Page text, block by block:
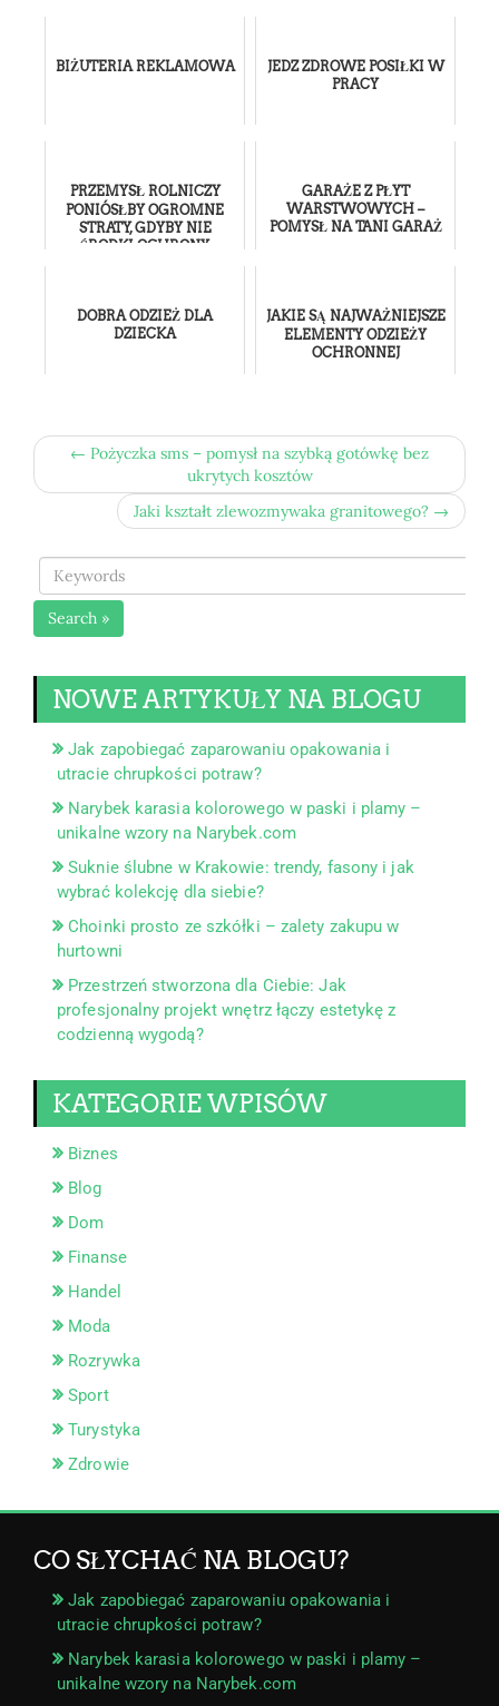
BIŻUTERIA REKLAMOWA
JEDZ ZDROWE POSIŁKI W
PRACY
PRZEMYSŁ ROLNICZY
PONIÓSŁBY OGROMNE
STRATY, GDYBY NIE
ŚRODKI OCHRONY
GARAŻE Z PŁYT
WARSTWOWYCH –
POMYSŁ NA TANI GARAŻ
DOBRA ODZIEŻ DLA
DZIECKA
JAKIE SĄ NAJWAŻNIEJSZE
ELEMENTY ODZIEŻY
OCHRONNEJ
← Pożyczka sms – pomysł na szybką gotówkę bez
ukrytych kosztów
Jaki kształt zlewozmywaka granitowego? →
Search »
NOWE ARTYKUŁY NA BLOGU
Jak zapobiegać zaparowaniu opakowania i
utracie chrupkości potraw?
Narybek karasia kolorowego w paski i plamy –
unikalne wzory na Narybek.com
Suknie ślubne w Krakowie: trendy, fasony i jak
wybrać kolekcję dla siebie?
Choinki prosto ze szkółki – zalety zakupu w
hurtowni
Przestrzeń stworzona dla Ciebie: Jak
profesjonalny projekt wnętrz łączy estetykę z
codzienną wygodą?
KATEGORIE WPISÓW
Biznes
Blog
Dom
Finanse
Handel
Moda
Rozrywka
Sport
Turystyka
Zdrowie
CO SŁYCHAĆ NA BLOGU?
Jak zapobiegać zaparowaniu opakowania i
utracie chrupkości potraw?
Narybek karasia kolorowego w paski i plamy –
unikalne wzory na Narybek.com